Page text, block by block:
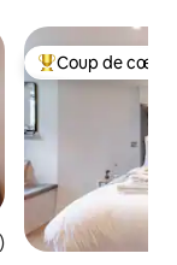
sur la
Coups de cœur
Coup de cœur